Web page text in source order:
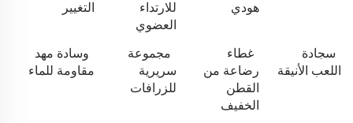
هودي
للارتداء
العضوي
التغيير
سجادة
اللعب الأنيقة
غطاء
رضاعة من
القطن
الخفيف
مجموعة
سريرية
للزرافات
وسادة مهد
مقاومة للماء